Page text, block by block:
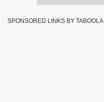
SPONSORED LINKS BY TABOOLA